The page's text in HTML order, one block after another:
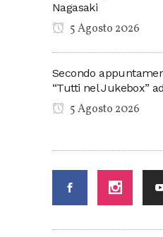
Nagasaki
5 Agosto 2026
Secondo
“Tutti nel Jukebox”
5 Agosto 2026